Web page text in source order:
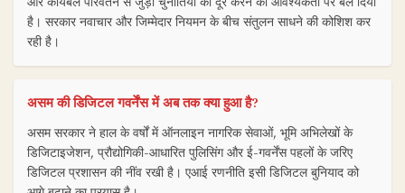
है। सरकार नवाचार और जिम्मेदार नियमन के बीच संतुलन साधने की कोशिश कर
रही है।
असम की डिजिटल गवर्नेंस में अब तक क्या हुआ है?
असम सरकार ने हाल के वर्षों में ऑनलाइन नागरिक सेवाओं, भूमि अभिलेखों के
डिजिटाइजेशन, प्रौद्योगिकी-आधारित पुलिसिंग और ई-गवर्नेंस पहलों के जरिए
डिजिटल प्रशासन की नींव रखी है। एआई रणनीति इसी डिजिटल बुनियाद को